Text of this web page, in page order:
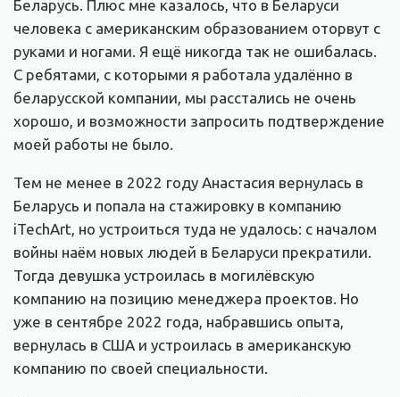
Беларусь. Плюс мне казалось, что в Беларуси
человека с американским образованием оторвут с
руками и ногами. Я ещё никогда так не ошибалась.
С ребятами, с которыми я работала удалённо в
беларусской компании, мы расстались не очень
хорошо, и возможности запросить подтверждение
моей работы не было.
Тем не менее в 2022 году Анастасия вернулась в
Беларусь и попала на стажировку в компанию
iTechArt, но устроиться туда не удалось: с началом
войны наём новых людей в Беларуси прекратили.
Тогда девушка устроилась в могилёвскую
компанию на позицию менеджера проектов. Но
уже в сентябре 2022 года, набравшись опыта,
вернулась в США и устроилась в американскую
компанию по своей специальности.